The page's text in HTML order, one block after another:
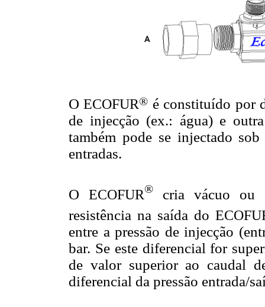
OECOFUR® é constituído por
de injecção (ex.: água) e
também pode se injectado
entradas.
O ECOFUR®cria vácuo ou
resistência na saída do E
entre a pressão de injecção
bar. Se este diferencial for
de valor superior ao caudal
diferencial da pressão entrada/